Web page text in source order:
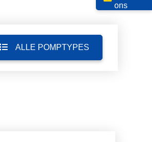
ALLE POMPTYPES
ons